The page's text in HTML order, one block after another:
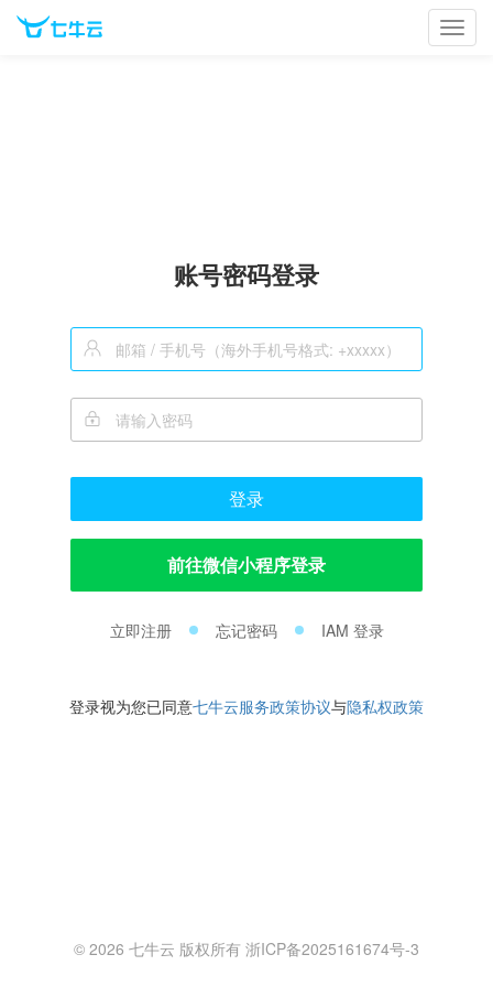
账号密码登录
登录
前往微信小程序登录
立即注册 忘记密码 IAM 登录
登录视为您已同意七牛云服务政策协议与隐私权政策
© 2026 七牛云 版权所有 浙ICP备2025161674号-3